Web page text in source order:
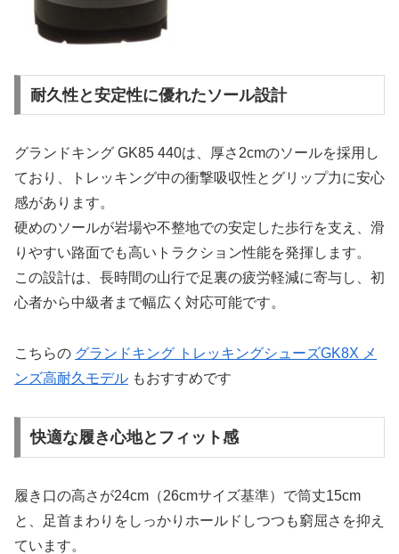
耐久性と安定性に優れたソール設計
グランドキング GK85 440は、厚さ2cmのソールを採用し
ており、トレッキング中の衝撃吸収性とグリップ力に安心
感があります。
硬めのソールが岩場や不整地での安定した歩行を支え、滑
りやすい路面でも高いトラクション性能を発揮します。
この設計は、長時間の山行で足裏の疲労軽減に寄与し、初
心者から中級者まで幅広く対応可能です。
こちらの グランドキング トレッキングシューズGK8X メ
ンズ高耐久モデル もおすすめです
快適な履き心地とフィット感
履き口の高さが24cm（26cmサイズ基準）で筒丈15cm
と、足首まわりをしっかりホールドしつつも窮屈さを抑え
ています。